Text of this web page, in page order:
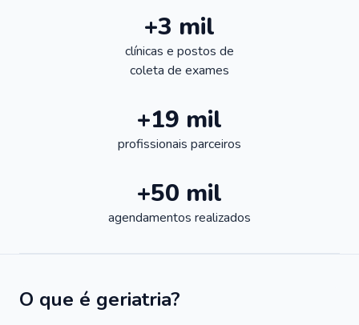
+3 mil
clínicas e postos de
coleta de exames
+19 mil
profissionais parceiros
+50 mil
agendamentos realizados
O que é geriatria?